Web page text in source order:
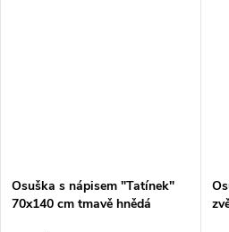
Osuška s nápisem "Tatínek"
70x140 cm tmavě hnědá